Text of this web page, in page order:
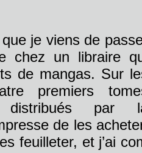
je viens de
chez un libraire
de mangas. Sur
premiers
distribués par
de les
feuilleter, et j’ai